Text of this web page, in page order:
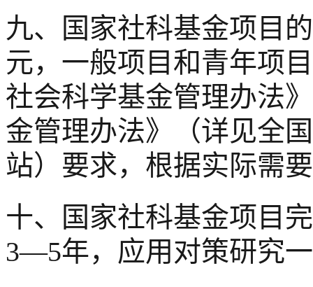
九、国家社科基金项目
元，一般项目和青年项
社会科学基金管理办法
金管理办法》（详见全
站）要求，根据实际需
十、国家社科基金项目
3—5年，应用对策研究